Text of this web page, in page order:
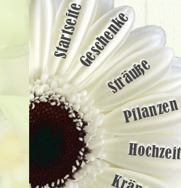
StartseiteGeschenke
Sträuße
Pflanzen
Hochzeit